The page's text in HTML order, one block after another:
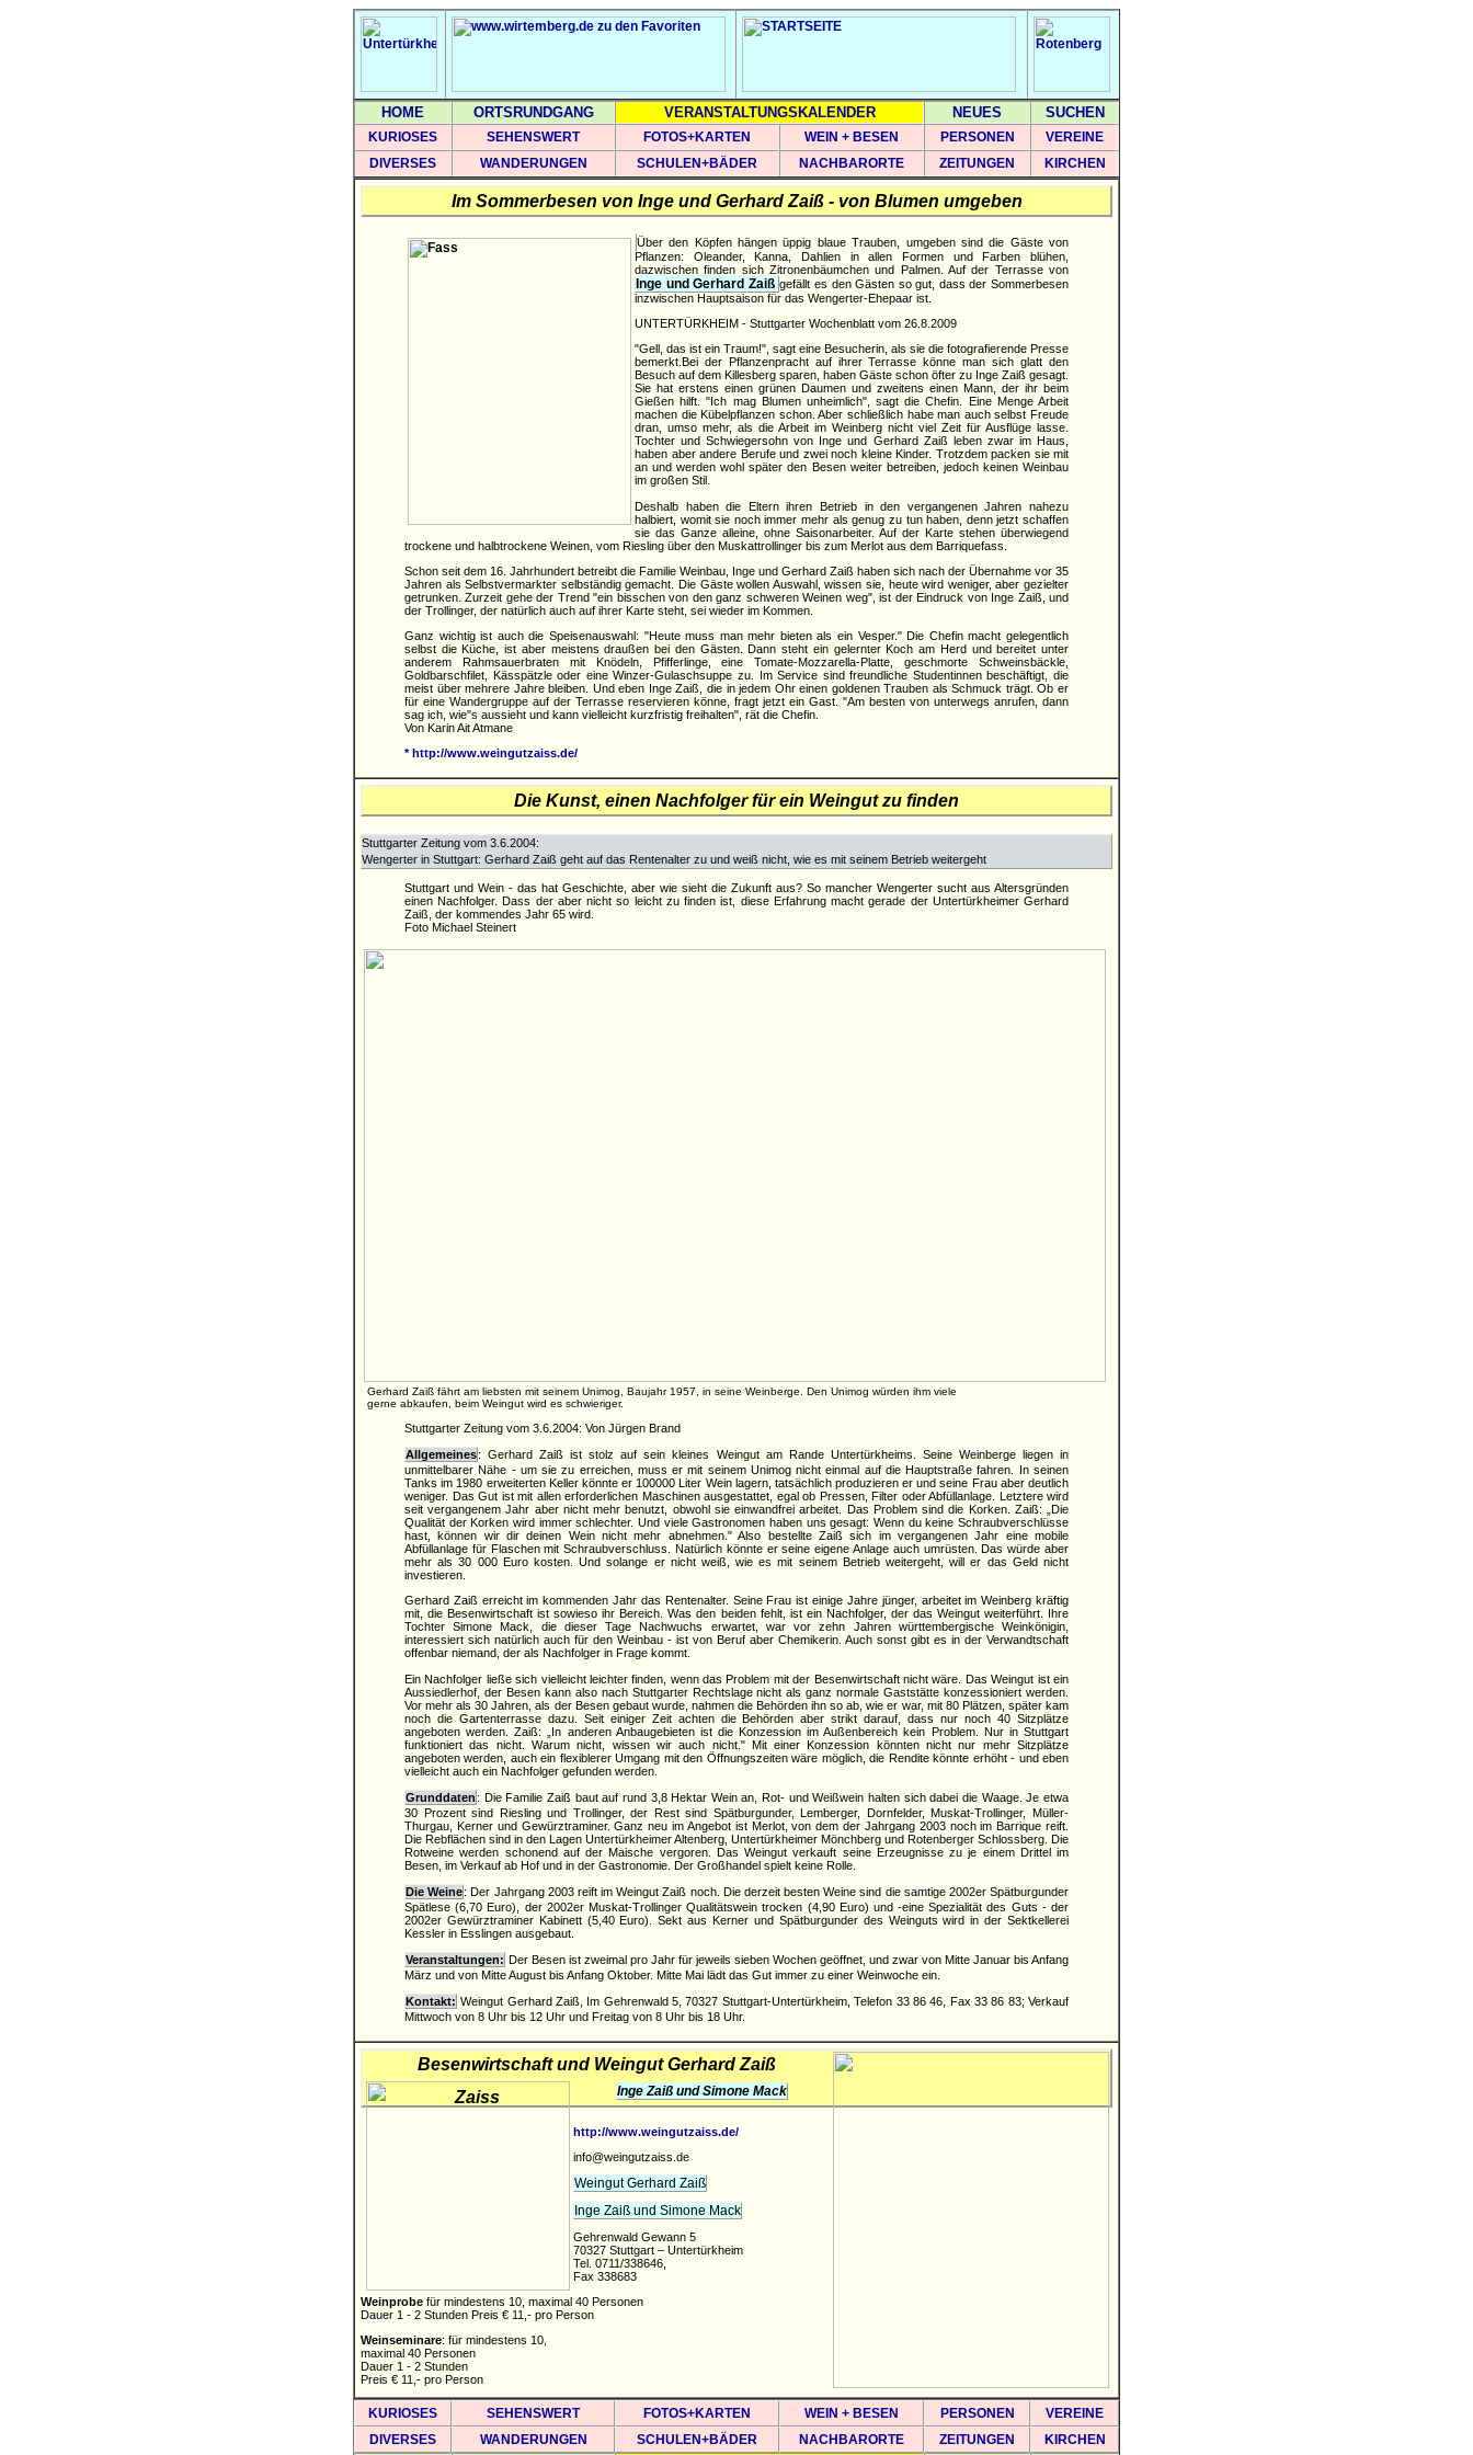
HOME ORTSRUNDGANG VERANSTALTUNGSKALENDER NEUES SUCHEN
KURIOSES SEHENSWERT FOTOS+KARTEN WEIN + BESEN PERSONEN
VEREINE
DIVERSES
WANDERUNGEN SCHULEN+BÄDER NACHBARORTE ZEITUNGEN KIRCHEN
Im Sommerbesen von Inge und Gerhard Zaiß - von Blumen umgeben
Über den Köpfen hängen üppig blaue Trauben, umgeben sind die Gäste von
Pflanzen: Oleander, Kanna, Dahlien in allen Formen und Farben blühen,
dazwischen finden sich Zitronenbäumchen und Palmen. Auf der Terrasse von
Inge und Gerhard Zaiß gefällt es den Gästen so gut, dass der Sommerbesen
inzwischen Hauptsaison für das Wengerter-Ehepaar ist.
UNTERTÜRKHEIM - Stuttgarter Wochenblatt vom 26.8.2009
"Gell, das ist ein Traum!", sagt eine Besucherin, als sie die fotografierende Presse
bemerkt.Bei der Pflanzenpracht auf ihrer Terrasse könne man sich glatt den
Besuch auf dem Killesberg sparen, haben Gäste schon öfter zu Inge Zaiß gesagt.
Sie hat erstens einen grünen Daumen und zweitens einen Mann, der ihr beim
Gießen hilft. "Ich mag Blumen unheimlich", sagt die Chefin. Eine Menge Arbeit
machen die Kübelpflanzen schon. Aber schließlich habe man auch selbst Freude
dran, umso mehr, als die Arbeit im Weinberg nicht viel Zeit für Ausflüge lasse.
Tochter und Schwiegersohn von Inge und Gerhard Zaiß leben zwar im Haus,
haben aber andere Berufe und zwei noch kleine Kinder. Trotzdem packen sie mit
an und werden wohl später den Besen weiter betreiben, jedoch keinen Weinbau
im großen Stil.
Deshalb haben die Eltern ihren Betrieb in den vergangenen Jahren nahezu
halbiert, womit sie noch immer mehr als genug zu tun haben, denn jetzt schaffen
sie das Ganze alleine, ohne Saisonarbeiter. Auf der Karte stehen überwiegend
trockene und halbtrockene Weinen, vom Riesling über den Muskattrollinger bis zum Merlot aus dem Barriquefass.
Schon seit dem 16. Jahrhundert betreibt die Familie Weinbau, Inge und Gerhard Zaiß haben sich nach der Übernahme vor 35
Jahren als Selbstvermarkter selbständig gemacht. Die Gäste wollen Auswahl, wissen sie, heute wird weniger, aber gezielter
getrunken. Zurzeit gehe der Trend "ein bisschen von den ganz schweren Weinen weg", ist der Eindruck von Inge Zaiß, und
der Trollinger, der natürlich auch auf ihrer Karte steht, sei wieder im Kommen.
Ganz wichtig ist auch die Speisenauswahl: "Heute muss man mehr bieten als ein Vesper." Die Chefin macht gelegentlich
selbst die Küche, ist aber meistens draußen bei den Gästen. Dann steht ein gelernter Koch am Herd und bereitet unter
anderem Rahmsauerbraten mit Knödeln, Pfifferlinge, eine Tomate-Mozzarella-Platte, geschmorte Schweinsbäckle,
Goldbarschfilet, Kässpätzle oder eine Winzer-Gulaschsuppe zu. Im Service sind freundliche Studentinnen beschäftigt, die
meist über mehrere Jahre bleiben. Und eben Inge Zaiß, die in jedem Ohr einen goldenen Trauben als Schmuck trägt. Ob er
für eine Wandergruppe auf der Terrasse reservieren könne, fragt jetzt ein Gast. "Am besten von unterwegs anrufen, dann
sag ich, wie"s aussieht und kann vielleicht kurzfristig freihalten", rät die Chefin.
Von Karin Ait Atmane
* http://www.weingutzaiss.de/
Die Kunst, einen Nachfolger für ein Weingut zu finden
Stuttgarter Zeitung vom 3.6.2004:
Wengerter in Stuttgart: Gerhard Zaiß geht auf das Rentenalter zu und weiß nicht, wie es mit seinem Betrieb weitergeht
Stuttgart und Wein - das hat Geschichte, aber wie sieht die Zukunft aus? So mancher Wengerter sucht aus Altersgründen
einen Nachfolger. Dass der aber nicht so leicht zu finden ist, diese Erfahrung macht gerade der Untertürkheimer Gerhard
Zaiß, der kommendes Jahr 65 wird.
Foto Michael Steinert
Gerhard Zaiß fährt am liebsten mit seinem Unimog, Baujahr 1957, in seine Weinberge. Den Unimog würden ihm viele
gerne abkaufen, beim Weingut wird es schwieriger.
Stuttgarter Zeitung vom 3.6.2004: Von Jürgen Brand
Allgemeines: Gerhard Zaiß ist stolz auf sein kleines Weingut am Rande Untertürkheims. Seine Weinberge liegen in
unmittelbarer Nähe - um sie zu erreichen, muss er mit seinem Unimog nicht einmal auf die Hauptstraße fahren. In seinen
Tanks im 1980 erweiterten Keller könnte er 100000 Liter Wein lagern, tatsächlich produzieren er und seine Frau aber deutlich
weniger. Das Gut ist mit allen erforderlichen Maschinen ausgestattet, egal ob Pressen, Filter oder Abfüllanlage. Letztere wird
seit vergangenem Jahr aber nicht mehr benutzt, obwohl sie einwandfrei arbeitet. Das Problem sind die Korken. Zaiß: „Die
Qualität der Korken wird immer schlechter. Und viele Gastronomen haben uns gesagt: Wenn du keine Schraubverschlüsse
hast, können wir dir deinen Wein nicht mehr abnehmen." Also bestellte Zaiß sich im vergangenen Jahr eine mobile
Abfüllanlage für Flaschen mit Schraubverschluss. Natürlich könnte er seine eigene Anlage auch umrüsten. Das würde aber
mehr als 30 000 Euro kosten. Und solange er nicht weiß, wie es mit seinem Betrieb weitergeht, will er das Geld nicht
investieren.
Gerhard Zaiß erreicht im kommenden Jahr das Rentenalter. Seine Frau ist einige Jahre jünger, arbeitet im Weinberg kräftig
mit, die Besenwirtschaft ist sowieso ihr Bereich. Was den beiden fehlt, ist ein Nachfolger, der das Weingut weiterführt. Ihre
Tochter Simone Mack, die dieser Tage Nachwuchs erwartet, war vor zehn Jahren württembergische Weinkönigin,
interessiert sich natürlich auch für den Weinbau - ist von Beruf aber Chemikerin. Auch sonst gibt es in der Verwandtschaft
offenbar niemand, der als Nachfolger in Frage kommt.
Ein Nachfolger ließe sich vielleicht leichter finden, wenn das Problem mit der Besenwirtschaft nicht wäre. Das Weingut ist ein
Aussiedlerhof, der Besen kann also nach Stuttgarter Rechtslage nicht als ganz normale Gaststätte konzessioniert werden.
Vor mehr als 30 Jahren, als der Besen gebaut wurde, nahmen die Behörden ihn so ab, wie er war, mit 80 Plätzen, später kam
noch die Gartenterrasse dazu. Seit einiger Zeit achten die Behörden aber strikt darauf, dass nur noch 40 Sitzplätze
angeboten werden. Zaiß: „In anderen Anbaugebieten ist die Konzession im Außenbereich kein Problem. Nur in Stuttgart
funktioniert das nicht. Warum nicht, wissen wir auch nicht." Mit einer Konzession könnten nicht nur mehr Sitzplätze
angeboten werden, auch ein flexiblerer Umgang mit den Öffnungszeiten wäre möglich, die Rendite könnte erhöht - und eben
vielleicht auch ein Nachfolger gefunden werden.
Grunddaten : Die Familie Zaiß baut auf rund 3,8 Hektar Wein an, Rot- und Weißwein halten sich dabei die Waage. Je etwa
30 Prozent sind Riesling und Trollinger, der Rest sind Spätburgunder, Lemberger, Dornfelder, Muskat-Trollinger, Müller-
Thurgau, Kerner und Gewürztraminer. Ganz neu im Angebot ist Merlot, von dem der Jahrgang 2003 noch im Barrique reift.
Die Rebflächen sind in den Lagen Untertürkheimer Altenberg, Untertürkheimer Mönchberg und Rotenberger Schlossberg. Die
Rotweine werden schonend auf der Maische vergoren. Das Weingut verkauft seine Erzeugnisse zu je einem Drittel im
Besen, im Verkauf ab Hof und in der Gastronomie. Der Großhandel spielt keine Rolle.
Die Weine: Der Jahrgang 2003 reift im Weingut Zaiß noch. Die derzeit besten Weine sind die samtige 2002er Spätburgunder
Spätlese (6,70 Euro), der 2002er Muskat-Trollinger Qualitätswein trocken (4,90 Euro) und -eine Spezialität des Guts - der
2002er Gewürztraminer Kabinett (5,40 Euro). Sekt aus Kerner und Spätburgunder des Weinguts wird in der Sektkellerei
Kessler in Esslingen ausgebaut.
Veranstaltungen: Der Besen ist zweimal pro Jahr für jeweils sieben Wochen geöffnet, und zwar von Mitte Januar bis Anfang
März und von Mitte August bis Anfang Oktober. Mitte Mai lädt das Gut immer zu einer Weinwoche ein.
Kontakt: Weingut Gerhard Zaiß, Im Gehrenwald 5, 70327 Stuttgart-Untertürkheim, Telefon 33 86 46, Fax 33 86 83; Verkauf
Mittwoch von 8 Uhr bis 12 Uhr und Freitag von 8 Uhr bis 18 Uhr.
Besenwirtschaft und Weingut Gerhard Zaiß
Inge Zaiß und Simone Mack
http://www.weingutzaiss.de/
info@weingutzaiss.de
Weingut Gerhard Zaiß
Inge Zaiß und Simone Mack
Gehrenwald Gewann 5
70327 Stuttgart – Untertürkheim
Tel. 0711/338646,
Fax 338683
Weinprobe für mindestens 10, maximal 40 Personen
Dauer 1 - 2 Stunden Preis € 11,- pro Person
Weinseminare: für mindestens 10,
maximal 40 Personen
Dauer 1 - 2 Stunden
Preis € 11,- pro Person
KURIOSES SEHENSWERT FOTOS+KARTEN WEIN + BESEN PERSONEN
VEREINE
DIVERSES
WANDERUNGEN SCHULEN+BÄDER NACHBARORTE ZEITUNGEN KIRCHEN